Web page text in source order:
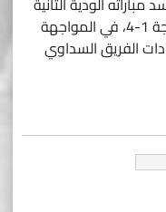
امام فريق شباب الاهلي الاماراتي بنتيجة 1-4، في المواجهة
الفريق السداوي